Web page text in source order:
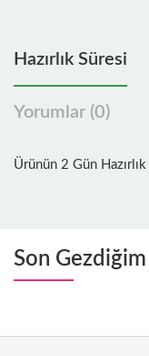
Hazırlık Süresi
Yorumlar (0)
Ürünün 2 Gün Hazırlık
Son